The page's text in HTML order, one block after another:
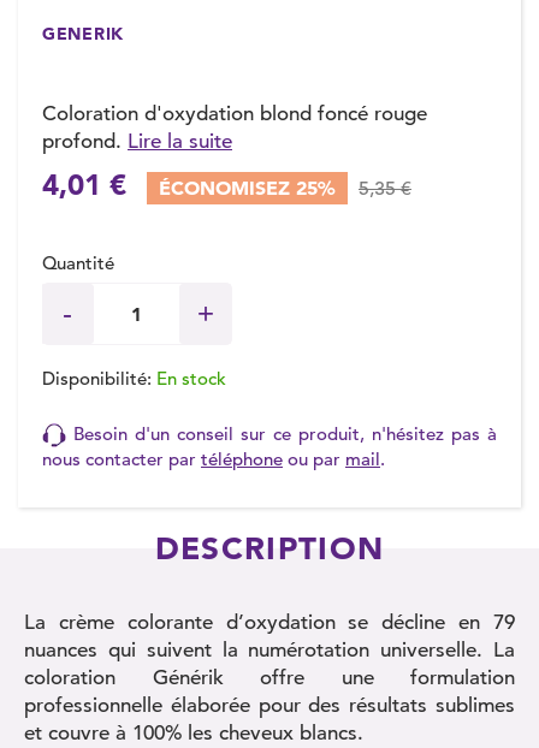
GENERIK
Coloration d'oxydation blond foncé rouge
profond. Lire la suite
4,01 € ÉCONOMISEZ 25% 5,35 €
Quantité
Disponibilité: En stock
Besoin d'un conseil sur ce produit, n'hésitez pas à
nous contacter par téléphone ou par mail.
DESCRIPTION
La crème colorante d’oxydation se décline en 79
nuances qui suivent la numérotation universelle. La
coloration Générik offre une formulation
professionnelle élaborée pour des résultats sublimes
et couvre à 100% les cheveux blancs.